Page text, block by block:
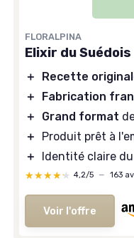
FLORALPINA
Elixir du
＋ Recette
＋
Fabrication
＋
Grand format
＋
Produit prêt à
＋
Identité claire
★★★★★
★★★★★ 4,2/5 — 163
Voir l'offre